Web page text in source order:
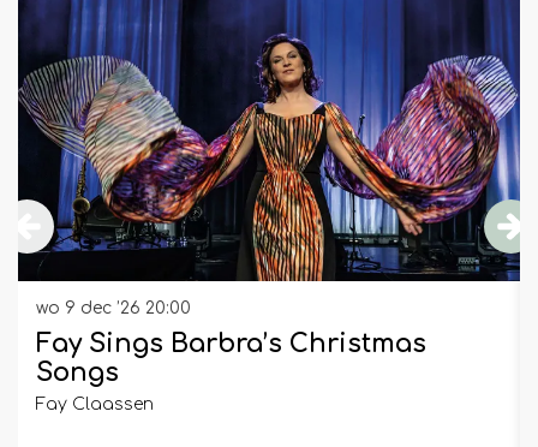
Fay Sings Barbra’s Christmas
Songs
Fay Claassen
wo 9 dec ’26 20:00